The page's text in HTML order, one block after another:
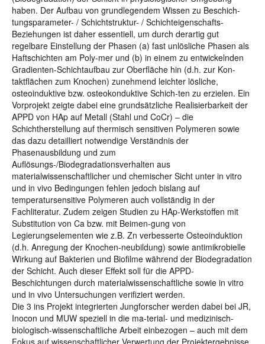
haben. Der Aufbau von grundlegendem Wissen zu Beschich-
tungsparameter- / Schichtstruktur- / Schichteigenschafts-
Beziehungen ist daher essentiell, um durch derartig gut
regelbare Einstellung der Phasen (a) fast unlösliche Phasen als
Haftschichten am Poly-mer und (b) in einem zu entwickelnden
Gradienten-Schichtaufbau zur Oberfläche hin (d.h. zur Kon-
taktflächen zum Knochen) zunehmend leichter lösliche,
osteoinduktive bzw. osteokonduktive Schich-ten zu erzielen. Ein
Vorprojekt zeigte dabei eine grundsätzliche Realisierbarkeit der
APPD von HAp auf Metall (Stahl und CoCr) – die
Schichtherstellung auf thermisch sensitiven Polymeren sowie
das dazu detailliert notwendige Verständnis der
Phasenausbildung und zum
Auflösungs-/Biodegradationsverhalten aus
materialwissenschaftlicher und chemischer Sicht unter in vitro
und in vivo Bedingungen fehlen jedoch bislang auf
temperatursensitive Polymeren auch vollständig in der
Fachliteratur. Zudem zeigen Studien zu HAp-Werkstoffen mit
Substitution von Ca bzw. mit Beimen-gung von
Legierungselementen wie z.B. Zn verbesserte Osteoinduktion
(d.h. Anregung der Knochen-neubildung) sowie antimikrobielle
Wirkung auf Bakterien und Biofilme während der Biodegradation
der Schicht. Auch dieser Effekt soll für die APPD-
Beschichtungen durch materialwissenschaftliche sowie in vitro
und in vivo Untersuchungen verifiziert werden.
Die 3 ins Projekt integrierten Jungforscher werden dabei bei JR,
Inocon und MUW speziell in die ma-terial- und medizinisch-
biologisch-wissenschaftliche Arbeit einbezogen – auch mit dem
Fokus auf wissenschaftlicher Verwertung der Projektergebnisse